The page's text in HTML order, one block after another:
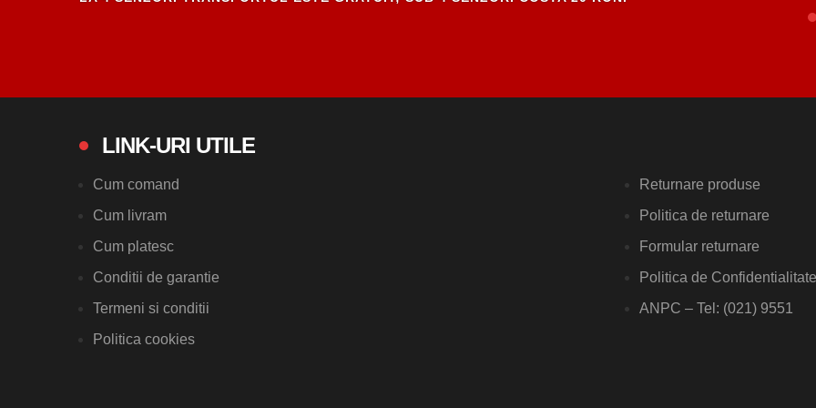
LINK-URI UTILE
Cum comand
Cum livram
Cum platesc
Conditii de garantie
Termeni si conditii
Politica cookies
Returnare produse
Politica de returnare
Formular returnare
Politica de Confidentialitate
ANPC – Tel: (021) 9551